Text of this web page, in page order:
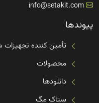
info@setakit.com
پیوندها
تأمین کننده
محصولات
دانلودها
ستاک مگ